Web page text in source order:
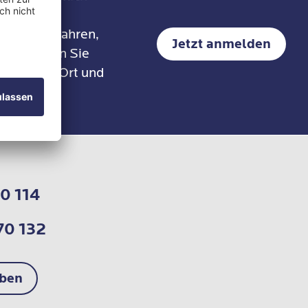
oder krank, nie im luftleeren
Raum befindet.
erhalten Sie
einem Ort und
Jetzt anmelden
114
132